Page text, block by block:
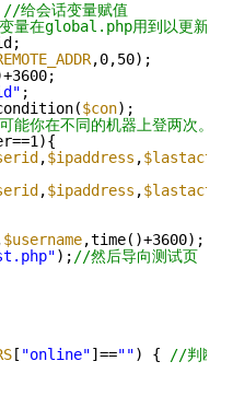
//给会话变量赋值
量在global.php用到以更新
,0,50);
;
$con);
你在不同的机器上登两次。
,$ipaddress ,
,$ipaddress ,
$username,time()+3600);
); //然后导向测试页
[ "online"]=="") {
//判断